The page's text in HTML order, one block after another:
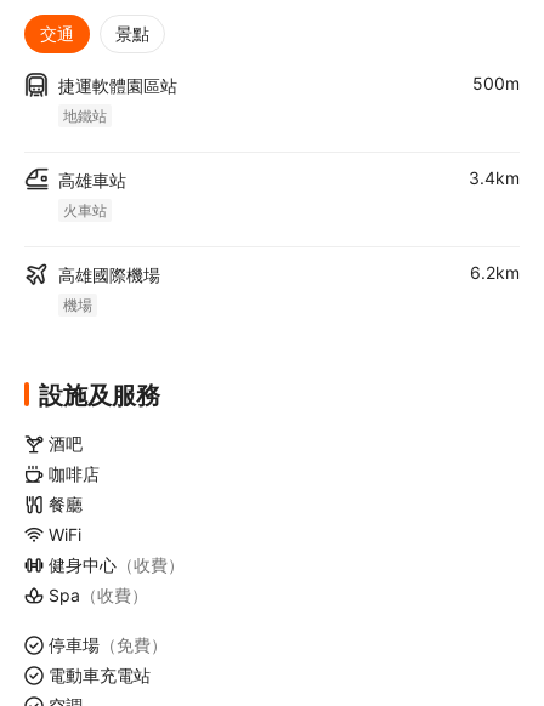
交通 景點
捷運軟體園區站
地鐵站
500m
高雄車站
火車站
3.4km
高雄國際機場
機場
6.2km
設施及服務
酒吧
咖啡店
餐廳
WiFi
健身中心 （收費）
Spa （收費）
停車場 （免費）
電動車充電站